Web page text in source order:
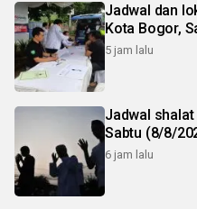
Jadwal dan
Kota Bogor,
5 jam lalu
Jadwal
Sabtu (8/8/
6 jam lalu